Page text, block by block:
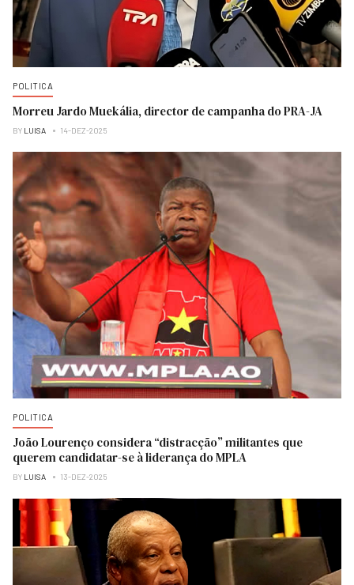
POLITICA
Morreu Jardo Muekália, director de campanha do PRA-JA
BY LUISA 14-DEZ-2025
POLITICA
João Lourenço considera “distracção” militantes que
querem candidatar-se à liderança do MPLA
BY LUISA 13-DEZ-2025